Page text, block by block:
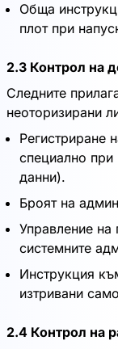
Обща
плот при
2.3 Контрол на
Следните
неоторизирани
Регистриране
специално
данни).
Броят на
Управление на
системните
Инструкция
изтривани
2.4 Контрол на